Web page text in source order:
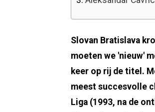
Slovan Bratislava
moeten we 'nieuw'
keer op rij de titel.
meest succesvolle
Liga (1993, na de